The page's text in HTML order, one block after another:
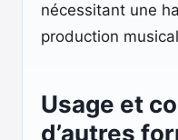
nécessitant une
production
Usage et
d’autres